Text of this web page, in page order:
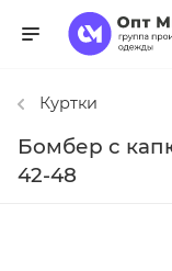
Куртки
Бомбер с
42-48